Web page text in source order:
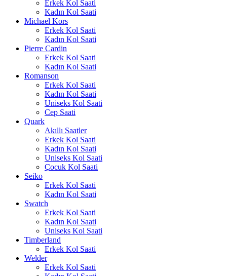
Erkek Kol Saati
Kadın Kol Saati
Michael Kors
Erkek Kol Saati
Kadın Kol Saati
Pierre Cardin
Erkek Kol Saati
Kadın Kol Saati
Romanson
Erkek Kol Saati
Kadın Kol Saati
Uniseks Kol Saati
Cep Saati
Quark
Akıllı Saatler
Erkek Kol Saati
Kadın Kol Saati
Uniseks Kol Saati
Çocuk Kol Saati
Seiko
Erkek Kol Saati
Kadın Kol Saati
Swatch
Erkek Kol Saati
Kadın Kol Saati
Uniseks Kol Saati
Timberland
Erkek Kol Saati
Welder
Erkek Kol Saati